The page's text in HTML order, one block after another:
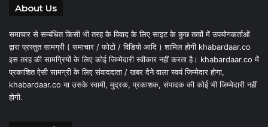
About Us
समाचार से सम्बंधित किसी भी तरह के विवाद के लिए साइट के कुछ तत्वों में उपयोगकर्ताओं
द्वारा प्रस्तुत सामग्री ( समाचार / फोटो / विडियो आदि ) शामिल होगी khabardaar.co
इस तरह की सामग्रियों के लिए कोई जिम्मेदारी स्वीकार नहीं करता है। khabardaar.co में
प्रकाशित ऐसी सामग्री के लिए संवाददाता / खबर देने वाला स्वयं जिम्मेदार होगा,
khabardaar.co या उसके स्वामी, मुद्रक, प्रकाशक, संपादक की कोई भी जिम्मेदारी नहीं
होगी.